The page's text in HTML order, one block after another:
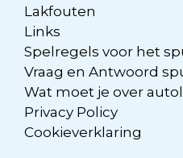
Lakfouten
Links
Spelregels voor het
Vraag en Antwoord
Wat moet je over
Privacy Policy
Cookieverklaring